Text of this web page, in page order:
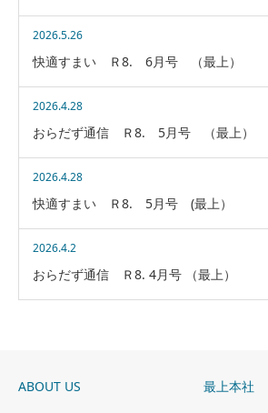
2026.5.26
快適すまい Ｒ8. 6月号 （最上）
2026.4.28
おらだず通信 Ｒ8. 5月号 （最上）
2026.4.28
快適すまい Ｒ8. 5月号 (最上）
2026.4.2
おらだず通信 Ｒ8. 4月号 （最上）
ABOUT US 最上本社